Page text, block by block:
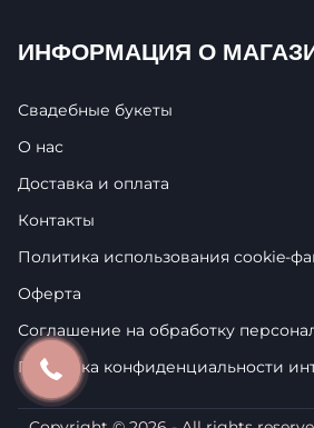
ИНФОРМАЦИЯ О
Свадебные букеты
О нас
Доставка и оплата
Контакты
Политика использования cookie-
Оферта
Соглашение на обработку
Политика конфиденциальности